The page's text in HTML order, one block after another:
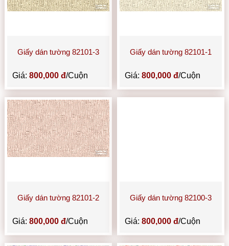
Giấy dán tường 82101-3
Giá:800,000 đ/Cuộn
Giấy dán tường 82101-1
Giá: 800,000 đ/Cuộn
Giấy dán tường 82101-2
Giá:800,000 đ/Cuộn
Giấy dán tường 82100-3
Giá: 800,000 đ/Cuộn